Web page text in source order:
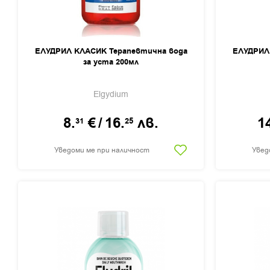
ЕЛУДРИЛ КЛАСИК Терапевтична вода
за уста 200мл
Elgydium
8.31 €/16.25 лв.
Уведоми ме при наличност